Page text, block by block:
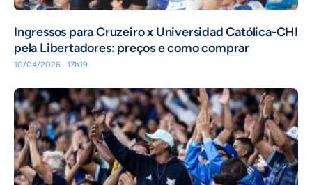
Ingressos para Cruzeiro x Universidad Católica-CHI
pela Libertadores: preços e como comprar
10/04/2026 · 17h19